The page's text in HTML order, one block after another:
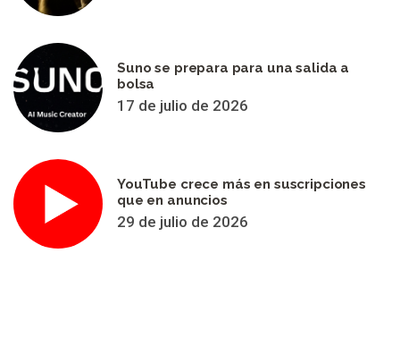
Suno se prepara para una salida a
bolsa
17 de julio de 2026
YouTube crece más en suscripciones
que en anuncios
29 de julio de 2026